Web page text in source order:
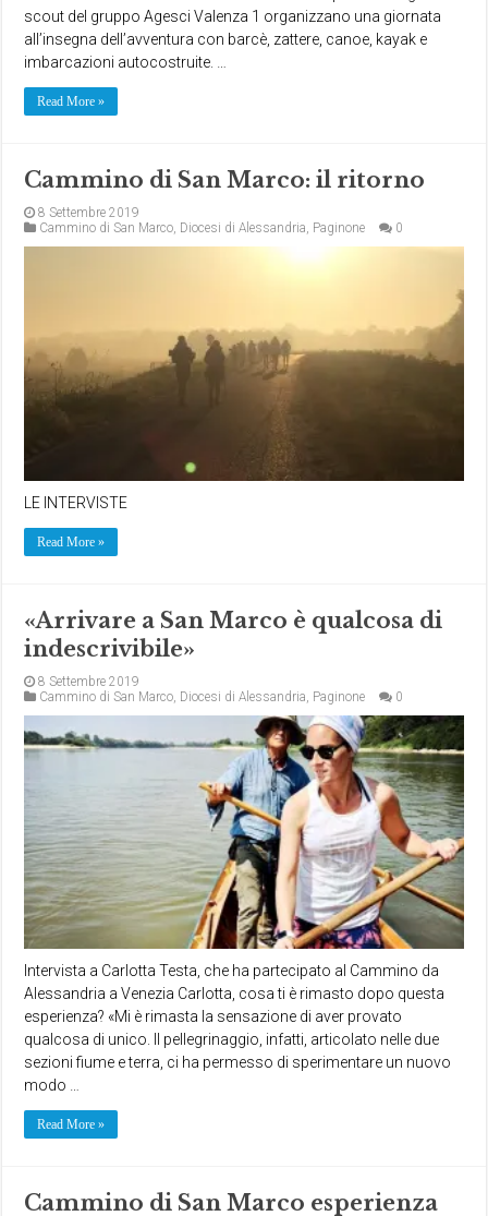
scout del gruppo Agesci Valenza 1 organizzano una giornata
all’insegna dell’avventura con barcè, zattere, canoe, kayak e
imbarcazioni autocostruite. …
Read More »
Cammino di San Marco: il ritorno
8 Settembre 2019
Cammino di San Marco, Diocesi di Alessandria, Paginone 0
LE INTERVISTE
Read More »
«Arrivare a San Marco è qualcosa di
indescrivibile»
8 Settembre 2019
Cammino di San Marco Diocesi di Alessandria Paginone 0
Intervista a Carlotta Testa, che ha partecipato al Cammino da
Alessandria a Venezia Carlotta, cosa ti è rimasto dopo questa
esperienza? «Mi è rimasta la sensazione di aver provato
qualcosa di unico. Il pellegrinaggio, infatti, articolato nelle due
sezioni fiume e terra, ci ha permesso di sperimentare un nuovo
modo …
Read More »
Cammino di San Marco esperienza